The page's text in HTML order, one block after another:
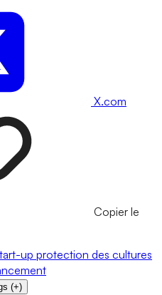
X.com
Copier le
up protection des cultures
(+)